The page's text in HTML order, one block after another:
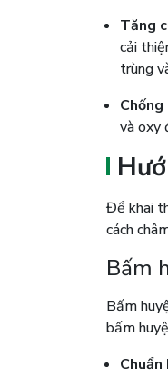
Tăng
cải
trùng
và oxy
Để khai
cách
Bấm
Bấm
bấm
Chuẩn